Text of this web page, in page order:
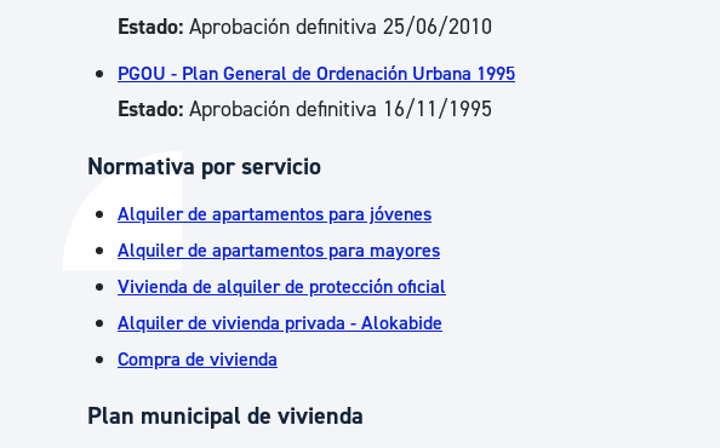
Estado: Aprobación definitiva 25/06/2010
PGOU - Plan General de Ordenación Urbana 1995
Estado: Aprobación definitiva 16/11/1995
Normativa por servicio
Alquiler de apartamentos para jóvenes
Alquiler de apartamentos para mayores
Vivienda de alquiler de protección oficial
Alquiler de vivienda privada - Alokabide
Compra de vivienda
Plan municipal de vivienda